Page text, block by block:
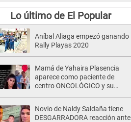
Lo último de El Popular
Aníbal Aliaga empezó ganando
Rally Playas 2020
Mamá de Yahaira Plasencia
aparece como paciente de
centro ONCOLÓGICO y su
Novio de Naldy Saldaña tiene
DESGARRADORA reacción ante